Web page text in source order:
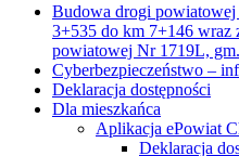
Budowa drogi
3+535 do km 7+146 wraz
powiatowej Nr 1719L,
Cyberbezpieczeństwo –
Deklaracja dostępności
Dla mieszkańca
Aplikacja ePowiat
Deklaracja